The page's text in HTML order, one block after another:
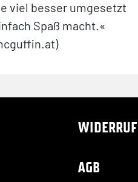
viel besser umgesetzt
Spaß macht.«
WIDERRUF
AGB